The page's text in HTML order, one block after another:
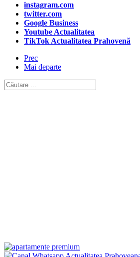
instagram.com
twitter.com
Google Business
Youtube Actualitatea
TikTok Actualitatea Prahovenă
Prec
Mai departe